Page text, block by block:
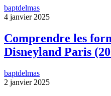
baptdelmas
4 janvier 2025
Comprendre les
Disneyland Paris
baptdelmas
2 janvier 2025